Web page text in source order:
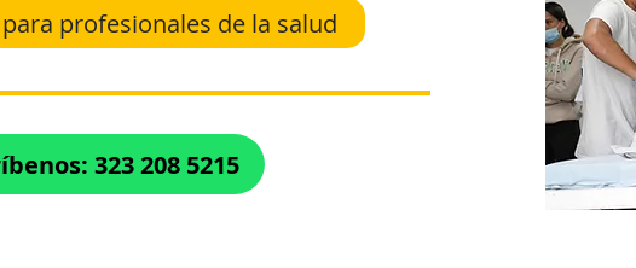
profesionales de la salud
323 208 5215